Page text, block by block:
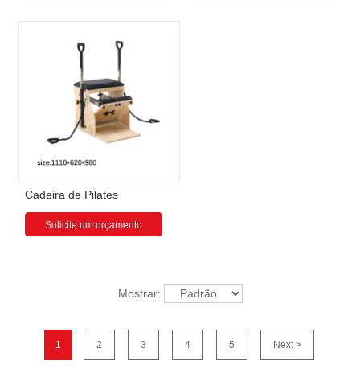
Cadeira de Pilates
Solicite um orçamento
Mostrar:
1 2 3 4 5 Next >